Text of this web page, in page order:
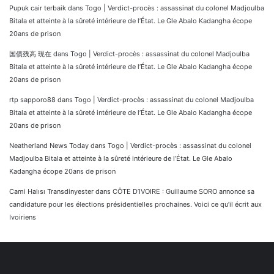
Pupuk cair terbaik dans Togo | Verdict-procès : assassinat du colonel Madjoulba
Bitala et atteinte à la sûreté intérieure de l’État. Le Gle Abalo Kadangha écope
20ans de prison
国債残高 現在 dans Togo | Verdict-procès : assassinat du colonel Madjoulba
Bitala et atteinte à la sûreté intérieure de l’État. Le Gle Abalo Kadangha écope
20ans de prison
rtp sapporo88 dans Togo | Verdict-procès : assassinat du colonel Madjoulba
Bitala et atteinte à la sûreté intérieure de l’État. Le Gle Abalo Kadangha écope
20ans de prison
Neatherland News Today dans Togo | Verdict-procès : assassinat du colonel
Madjoulba Bitala et atteinte à la sûreté intérieure de l’État. Le Gle Abalo
Kadangha écope 20ans de prison
Cami Halısı Transdinyester dans CÔTE D’IVOIRE : Guillaume SORO annonce sa
candidature pour les élections présidentielles prochaines. Voici ce qu’il écrit aux
Ivoiriens